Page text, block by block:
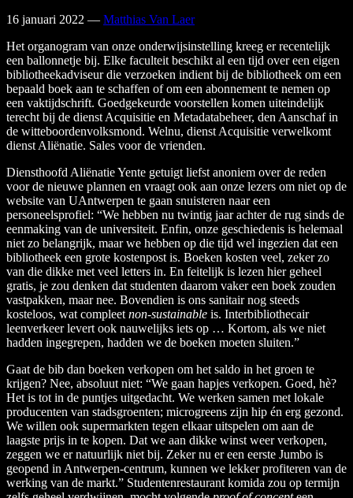
16 januari 2022 — Matthias Van Laer
Het organogram van onze onderwijsinstelling kreeg er recentelijk
een ballonnetje bij. Elke faculteit beschikt al een tijd over een eigen
bibliotheekadviseur die verzoeken indient bij de bibliotheek om een
bepaald boek aan te schaffen of om een abonnement te nemen op
een vaktijdschrift. Goedgekeurde voorstellen komen uiteindelijk
terecht bij de dienst Acquisitie en Metadatabeheer, den Aanschaf in
de witteboordenvolksmond. Welnu, dienst Acquisitie verwelkomt
dienst Aliënatie. Sales voor de vrienden.
Diensthoofd Aliënatie Yente getuigt liefst anoniem over de reden
voor de nieuwe plannen en vraagt ook aan onze lezers om niet op de
website van UAntwerpen te gaan snuisteren naar een
personeelsprofiel: “We hebben nu twintig jaar achter de rug sinds de
eenmaking van de universiteit. Enfin, onze geschiedenis is helemaal
niet zo belangrijk, maar we hebben op die tijd wel ingezien dat een
bibliotheek een grote kostenpost is. Boeken kosten veel, zeker zo
van die dikke met veel letters in. En feitelijk is lezen hier geheel
gratis, je zou denken dat studenten daarom vaker een boek zouden
vastpakken, maar nee. Bovendien is ons sanitair nog steeds
kosteloos, wat compleet non-sustainable is. Interbibliothecair
leenverkeer levert ook nauwelijks iets op … Kortom, als we niet
hadden ingegrepen, hadden we de boeken moeten sluiten.”
Gaat de bib dan boeken verkopen om het saldo in het groen te
krijgen? Nee, absoluut niet: “We gaan hapjes verkopen. Goed, hè?
Het is tot in de puntjes uitgedacht. We werken samen met lokale
producenten van stadsgroenten; microgreens zijn hip én erg gezond.
We willen ook supermarkten tegen elkaar uitspelen om aan de
laagste prijs in te kopen. Dat we aan dikke winst weer verkopen,
zeggen we er natuurlijk niet bij. Zeker nu er een eerste Jumbo is
geopend in Antwerpen-centrum, kunnen we lekker profiteren van de
werking van de markt.” Studentenrestaurant komida zou op termijn